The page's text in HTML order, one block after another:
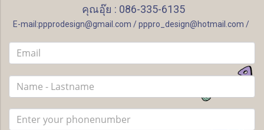
คุณอุ๊ย : 086-335-6135
E-mail:ppprodesign@gmail.com / pppro_design@hotmail.com /